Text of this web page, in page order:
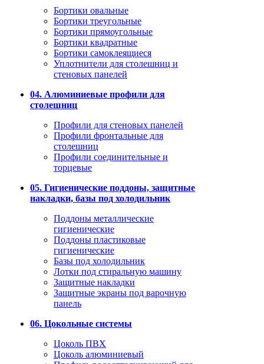
Бортики овальные
Бортики треугольные
Бортики прямоугольные
Бортики квадратные
Бортики самоклеящиеся
Уплотнители для столешниц и
стеновых панелей
04. Алюминиевые профили для
столешниц
Профили для стеновых панелей
Профили фронтальные для
столешниц
Профили соединительные и
торцевые
05. Гигиенические поддоны, защитные
накладки, базы под холодильник
Поддоны металлические
гигиенические
Поддоны пластиковые
гигиенические
Базы под холодильник
Лотки под стиральную машину
Защитные накладки
Защитные экраны под варочную
панель
06. Цокольные системы
Цоколь ПВХ
Цоколь алюминиевый